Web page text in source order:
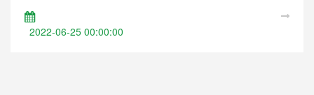
2022-06-25 00:00:00